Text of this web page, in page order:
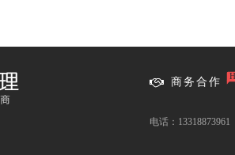
商务合作
电话：13318873961